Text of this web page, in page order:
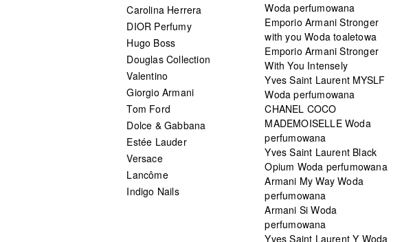
Carolina Herrera
DIOR Perfumy
Hugo Boss
Douglas Collection
Valentino
Giorgio Armani
Tom Ford
Dolce & Gabbana
Estée Lauder
Versace
Lancôme
Indigo Nails
Woda perfumowana
Emporio Armani Stronger
with you Woda toaletowa
Emporio Armani Stronger
With You Intensely
Yves Saint Laurent MYSLF
Woda perfumowana
CHANEL COCO
MADEMOISELLE Woda
perfumowana
Yves Saint Laurent Black
Opium Woda perfumowana
Armani My Way Woda
perfumowana
Armani Si Woda
perfumowana
Yves Saint Laurent Y Woda